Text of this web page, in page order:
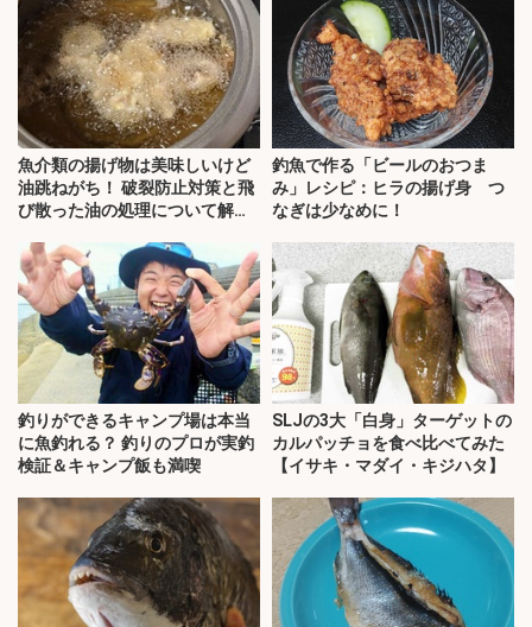
魚介類の揚げ物は美味しいけど
油跳ねがち！ 破裂防止対策と飛
び散った油の処理について解
釣魚で作る「ビールのおつま
み」レシピ：ヒラの揚げ身 つ
なぎは少なめに！
釣りができるキャンプ場は本当
に魚釣れる？ 釣りのプロが実釣
検証＆キャンプ飯も満喫
SLJの3大「白身」ターゲットの
カルパッチョを食べ比べてみた
【イサキ・マダイ・キジハタ】